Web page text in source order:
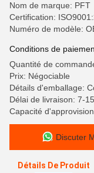
Nom de marque: PFT
Certification:
Numéro de modèle:
Conditions de
Quantité de
Prix: Négociable
Détails d'emballage:
Délai de livraison: 7-
Capacité
Discuter
Détails De Produit